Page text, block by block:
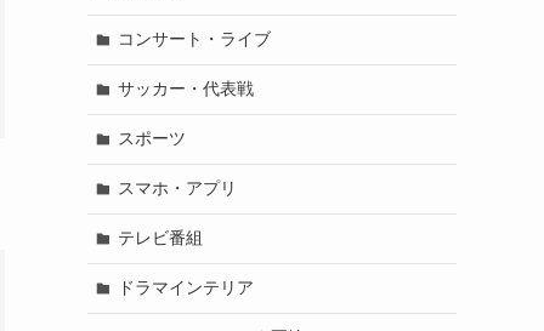
コンサート・ライブ
サッカー・代表戦
スポーツ
スマホ・アプリ
テレビ番組
ドラマインテリア